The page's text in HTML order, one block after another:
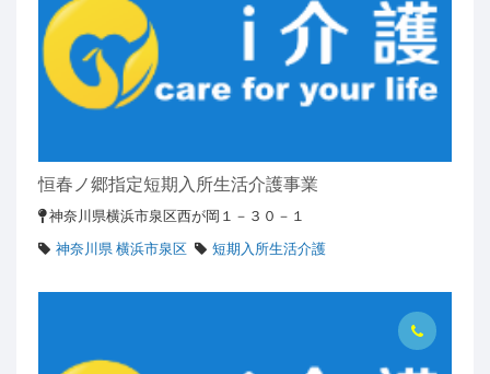
恒春ノ郷指定短期入所生活介護事業
神奈川県横浜市泉区西が岡１－３０－１
神奈川県 横浜市泉区
短期入所生活介護